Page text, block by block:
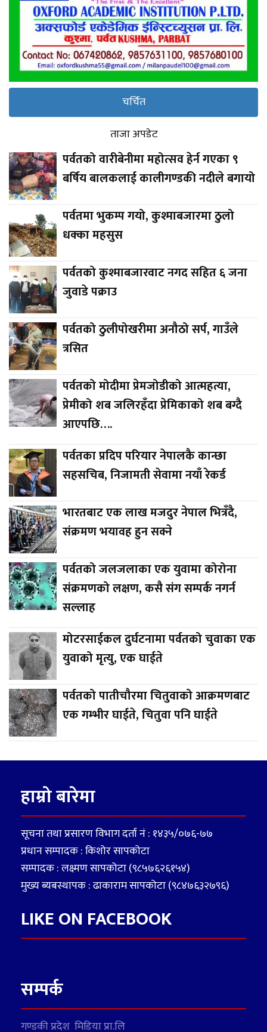
चर्चित
ताजा अपडेट
पर्वतको वारीबेनीमा महोत्सव हेर्न गएका ९
बर्षिय बालकलाई कालीगण्डकी नदीले बगायो
पर्वतमा भुकम्प गयो, कुश्माबजारमा ठुलो
धक्का महसुस
पर्वतको कुश्माबजारवाट नगद सहित ६ जना
जुवाडे पक्राउ
पर्वतको ठुलीपोखरीमा अनौठो सर्प, गाउँले
त्रसित
पर्वतको मोदीमा प्रेमजोडीको आत्महत्या,
प्रेमीको शब जलिरहँदा प्रेमिकाको शब बग्दै
आएपछि….
पर्वतका प्रदिप परियार नेपालकै कान्छा
सहसचिब, निजामती सेवामा नयाँ रेकर्ड
भारतबाट एक लाख मजदुर नेपाल भित्रँदै,
संक्रमण भयावह हुन सक्ने
पर्वतको जलजलाका एक युवामा कोरोना
संक्रमणको लक्षण, कसै संग सम्पर्क नगर्न
सल्लाह
मोटरसाईकल दुर्घटनामा पर्वतको चुवाका एक
युवाको मृत्यु, एक घाईते
पर्वतको पातीचौरमा चितुवाको आक्रमणबाट
एक गम्भीर घाईते, चितुवा पनि घाईते
हाम्रो बारेमा
सूचना तथा प्रसारण विभाग दर्ता नं : १४३५/०७६-७७
प्रधान सम्पादक : किशोर सापकोटा
सम्पादक : लक्ष्मण सापकोटा (९८५७६२६१५४)
मुख्य ब्यबस्थापक : ढाकाराम सापकोटा (९८४७६३२७९६)
LIKE ON FACEBOOK
सम्पर्क
गण्डकी प्रदेश मिडिया प्रा.लि